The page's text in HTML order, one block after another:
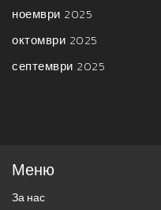
ноември 2025
октомври 2025
септември 2025
Меню
За нас